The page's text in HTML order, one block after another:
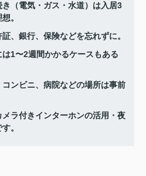
き（電気・ガス・水道）は入居3
。
、銀行、保険などを忘れずに。
は1〜2週間かかるケースもある
コンビニ、病院などの場所は事前
メラ付きインターホンの活用・夜
。